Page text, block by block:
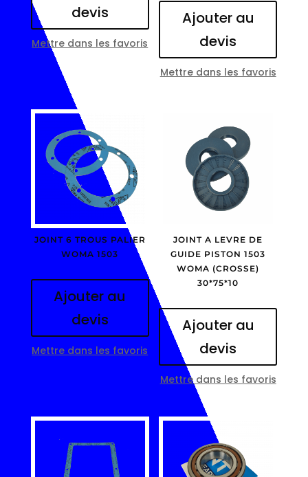
devis
Mettre dans les favoris
Ajouter au
devis
Mettre dans les favoris
JOINT 6 TROUS PALIER
WOMA 1503
Ajouter au
devis
Mettre dans les favoris
JOINT A LEVRE DE
GUIDE PISTON 1503
WOMA (CROSSE)
30*75*10
Ajouter au
devis
Mettre dans les favoris